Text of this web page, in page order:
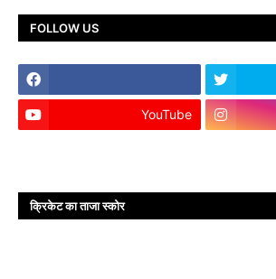
FOLLOW US
YouTube
क्रिकेट का ताजा स्कोर